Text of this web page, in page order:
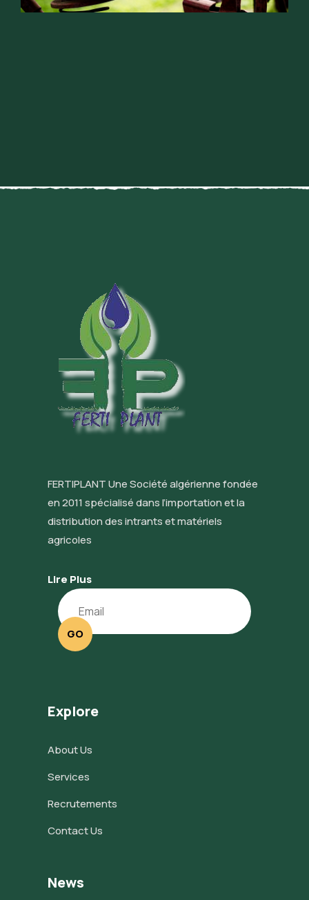
FERTIPLANT Une Société algérienne fondée
en 2011 spécialisé dans l’importation et la
distribution des intrants et matériels
agricoles
Lire Plus
GO
Explore
About Us
Services
Recrutements
Contact Us
News